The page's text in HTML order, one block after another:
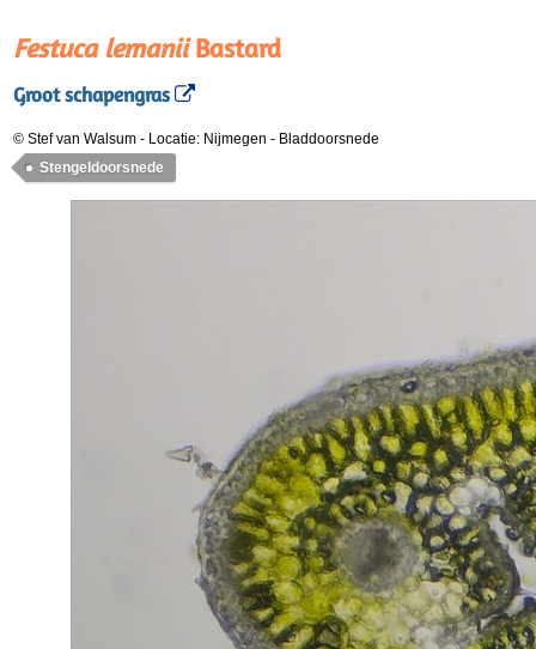
Festuca lemaniiBastard
Groot schapengras
© Stef van Walsum - Locatie: Nijmegen - Bladdoorsnede
Stengeldoorsnede